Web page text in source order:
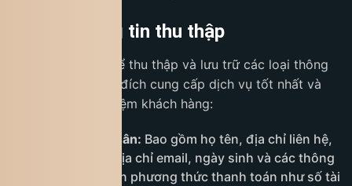
3. Loại thông tin thu thập
King Coffee có thể thu thập và lưu trữ các loại thông
tin sau nhằm mục đích cung cấp dịch vụ tốt nhất và
nâng cao trải nghiệm khách hàng:
Thông tin cá nhân: Bao gồm họ tên, địa chỉ liên hệ,
số điện thoại, địa chỉ email, ngày sinh và các thông
tin liên quan đến phương thức thanh toán như số tài